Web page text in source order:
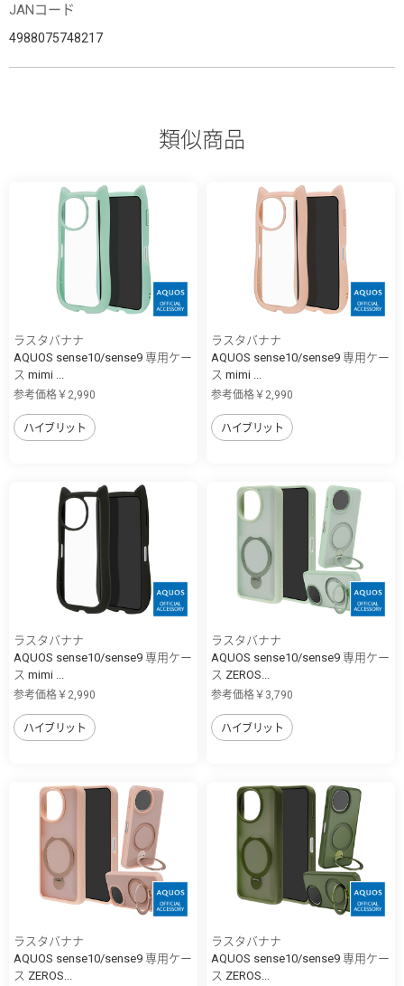
JANコード
4988075748217
類似商品
ラスタバナナ
AQUOS sense10/sense9 専用ケー
ス mimi ...
参考価格￥2,990
ハイブリット
ラスタバナナ
AQUOS sense10/sense9 専用ケー
ス mimi ...
参考価格￥2,990
ハイブリット
ラスタバナナ
AQUOS sense10/sense9 専用ケー
ス mimi ...
参考価格￥2,990
ハイブリット
ラスタバナナ
AQUOS sense10/sense9 専用ケー
ス ZEROS...
参考価格￥3,790
ハイブリット
ラスタバナナ
AQUOS sense10/sense9 専用ケー
ス ZEROS...
ラスタバナナ
AQUOS sense10/sense9 専用ケー
ス ZEROS...